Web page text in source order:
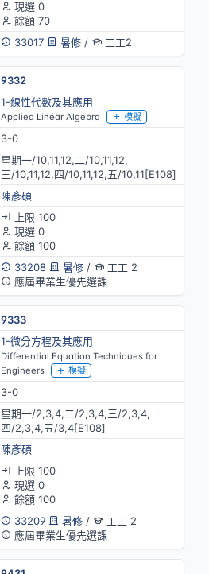
現選 0
餘額 70
33017
暑修/ 工工2
9332
1-線性代數及其應用
Applied Linear Algebra 模擬
3-0
星期一/10,11,12,二/10,11,12,
三/10,11,12,四/10,11,12,五/10,11[E108]
陳彥碩
上限 100
現選 0
餘額 100
33208
暑修/
工工 2
應屆畢業生優先選課
9333
1-微分方程及其應用
Differential Equation Techniques for
Engineers
模擬
3-0
星期一/2,3,4,二/2,3,4,三/2,3,4,
四/2,3,4,五/3,4[E108]
陳彥碩
上限 100
現選 0
餘額 100
33209
暑修/
工工 2
應屆畢業生優先選課